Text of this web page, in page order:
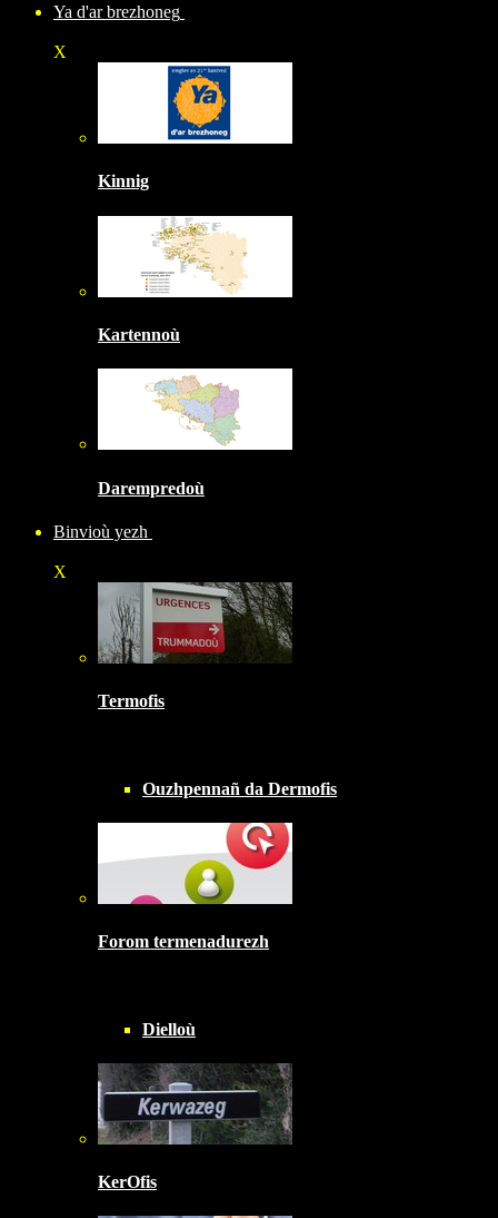
Ya d'ar brezhoneg
X
Kinnig
Kartennoù
Darempredoù
Binvioù yezh
X
Termofis
Ouzhpennañ da Dermofis
Forom termenadurezh
Dielloù
KerOfis